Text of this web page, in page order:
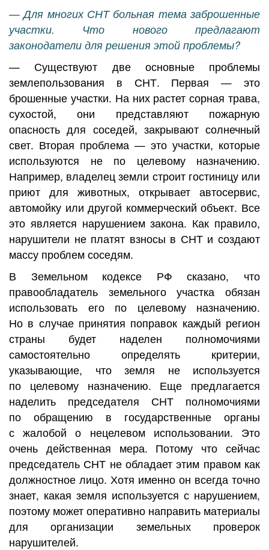
— Для многих СНТ больная тема заброшенные
участки. Что нового предлагают
законодатели для решения этой проблемы?
— Существуют две основные проблемы
землепользования в СНТ. Первая — это
брошенные участки. На них растет сорная трава,
сухостой, они представляют пожарную
опасность для соседей, закрывают солнечный
свет. Вторая проблема — это участки, которые
используются не по целевому назначению.
Например, владелец земли строит гостиницу или
приют для животных, открывает автосервис,
автомойку или другой коммерческий объект. Все
это является нарушением закона. Как правило,
нарушители не платят взносы в СНТ и создают
массу проблем соседям.
В Земельном кодексе РФ сказано, что
правообладатель земельного участка обязан
использовать его по целевому назначению.
Но в случае принятия поправок каждый регион
страны будет наделен полномочиями
самостоятельно определять критерии,
указывающие, что земля не используется
по целевому назначению. Еще предлагается
наделить председателя СНТ полномочиями
по обращению в государственные органы
с жалобой о нецелевом использовании. Это
очень действенная мера. Потому что сейчас
председатель СНТ не обладает этим правом как
должностное лицо. Хотя именно он всегда точно
знает, какая земля используется с нарушением,
поэтому может оперативно направить материалы
для организации земельных проверок
нарушителей.